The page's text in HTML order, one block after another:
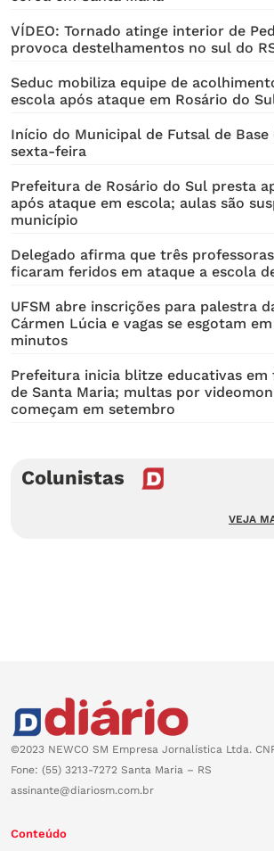
VÍDEO: Tornado atinge interior de
provoca destelhamentos no sul do
Seduc mobiliza equipe de
escola após ataque em Rosário do
Início do Municipal de Futsal de Base
sexta-feira
Prefeitura de Rosário do Sul presta
após ataque em escola; aulas são
município
Delegado afirma que três
ficaram feridos em ataque a escola
UFSM abre inscrições para palestra
Cármen Lúcia e vagas se esgotam
minutos
Prefeitura inicia blitze educativas em
de Santa Maria; multas por
começam em setembro
Colunistas
VEJA
©2023 NEWCO SM Empresa Jornalística Ltda.
Fone: (55) 3213-7272 Santa Maria – RS
assinante@diariosm.com.br
Conteúdo